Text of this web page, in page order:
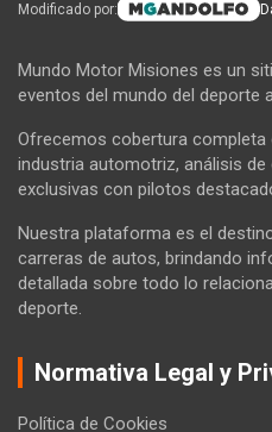
Modificado por:
Mundo Motor Misiones es un
eventos del mundo del deporte
Ofrecemos cobertura completa
industria automotriz, análisis
exclusivas con pilotos
Nuestra plataforma es el
carreras de autos, brindando
detallada sobre todo lo
deporte.
Normativa Legal y
Política de Cookies